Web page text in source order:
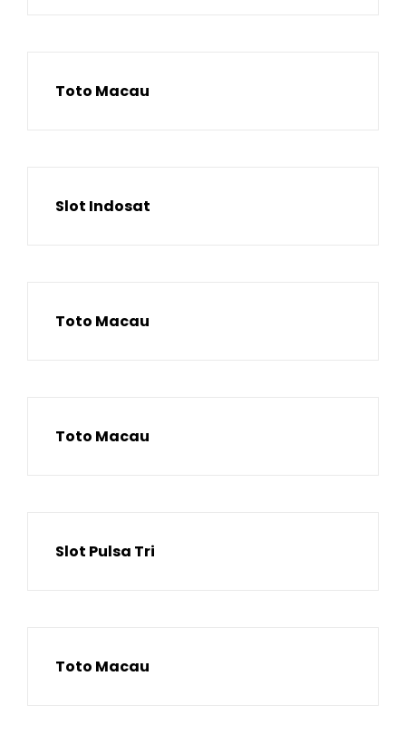
Toto Macau
Slot Indosat
Toto Macau
Toto Macau
Slot Pulsa Tri
Toto Macau